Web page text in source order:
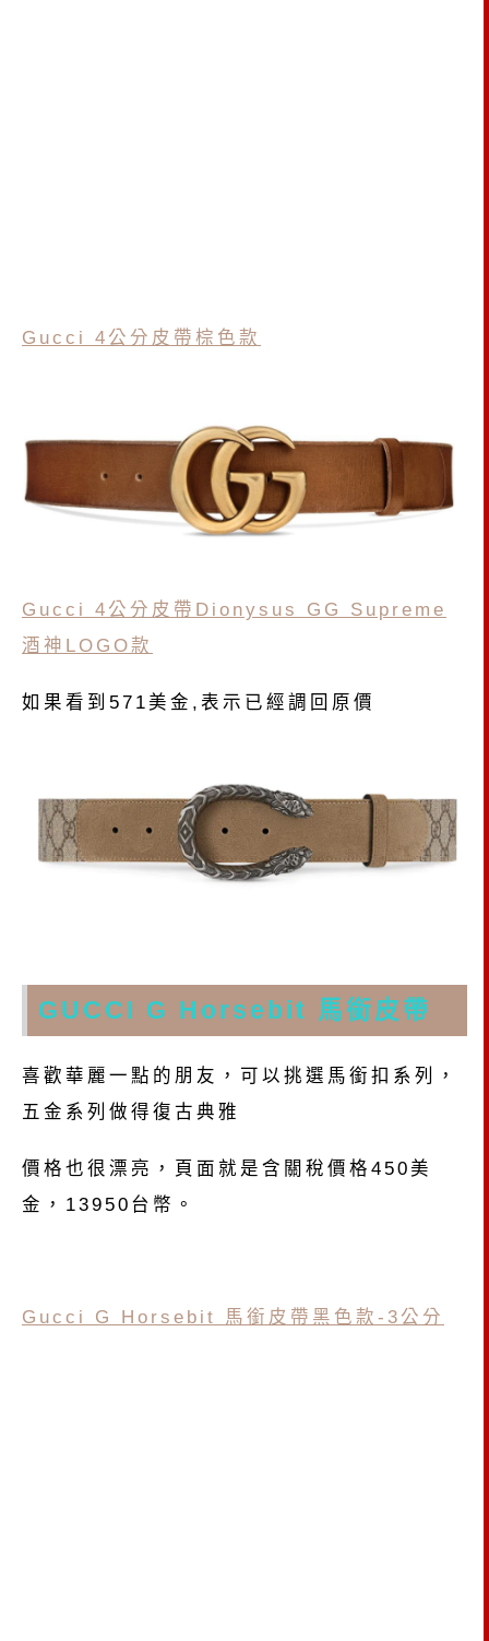
Gucci 4公分皮帶棕色款
Gucci 4公分皮帶Dionysus GG Supreme
酒神LOGO款
如果看到571美金,表示已經調回原價
GUCCI G Horsebit 馬銜皮帶
喜歡華麗一點的朋友，可以挑選馬銜扣系列，
五金系列做得復古典雅
價格也很漂亮，頁面就是含關稅價格450美
金，13950台幣。
Gucci G Horsebit 馬銜皮帶黑色款-3公分